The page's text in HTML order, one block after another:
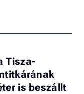
Tisza-
is beszállt